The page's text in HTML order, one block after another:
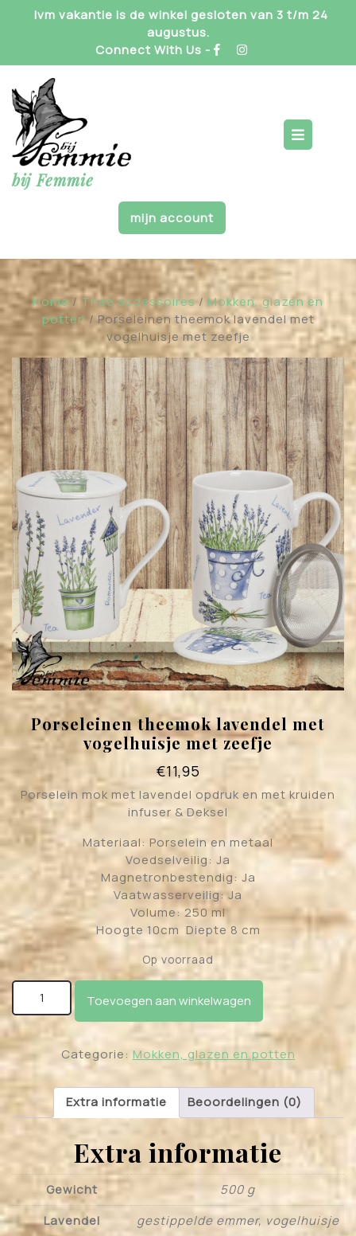
Ivm vakantie is de winkel gesloten van 3 t/m 24
augustus.
Connect With Us -
bij Femmie
mijn account
Home / Thee accessoires/ Mokken, glazen en
potten/ Porseleinen theemok lavendel met
vogelhuisje met zeefje
Porseleinen theemok lavendel met
vogelhuisje met zeefje
€11,95
Porselein mok met lavendel opdruk en met kruiden
infuser & Deksel
Materiaal: Porselein en metaal
Voedselveilig: Ja
Magnetronbestendig: Ja
Vaatwasserveilig: Ja
Volume: 250 ml
Hoogte 10cm Diepte 8 cm
Op voorraad
Porseleinen theemok lavendel met vogelhuisje met
zeefje aantal
Toevoegen aan winkelwagen
Categorie: Mokken, glazen en potten
Extra informatie Beoordelingen (0)
Extra informatie
Gewicht
500 g
Lavendel
gestippelde emmer, vogelhuisje